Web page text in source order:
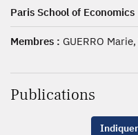
Paris School of Economics
Membres : GUERRO
Publications